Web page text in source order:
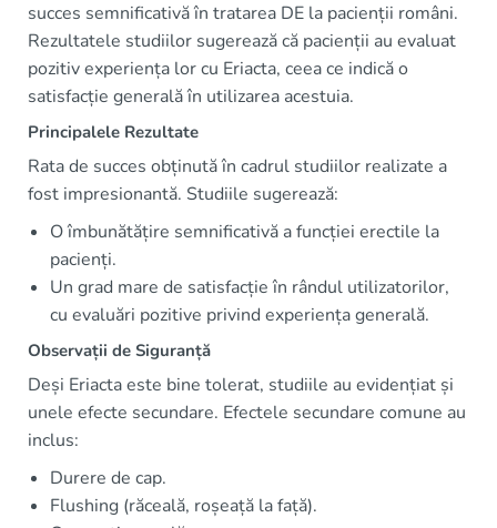
succes semnificativă în tratarea DE la pacienții români.
Rezultatele studiilor sugerează că pacienții au evaluat
pozitiv experiența lor cu Eriacta, ceea ce indică o
satisfacție generală în utilizarea acestuia.
Principalele Rezultate
Rata de succes obținută în cadrul studiilor realizate a
fost impresionantă. Studiile sugerează:
O îmbunătățire semnificativă a funcției erectile la
pacienți.
Un grad mare de satisfacție în rândul utilizatorilor,
cu evaluări pozitive privind experiența generală.
Observații de Siguranță
Deși Eriacta este bine tolerat, studiile au evidențiat și
unele efecte secundare. Efectele secundare comune au
inclus:
Durere de cap.
Flushing (răceală, roșeață la față).